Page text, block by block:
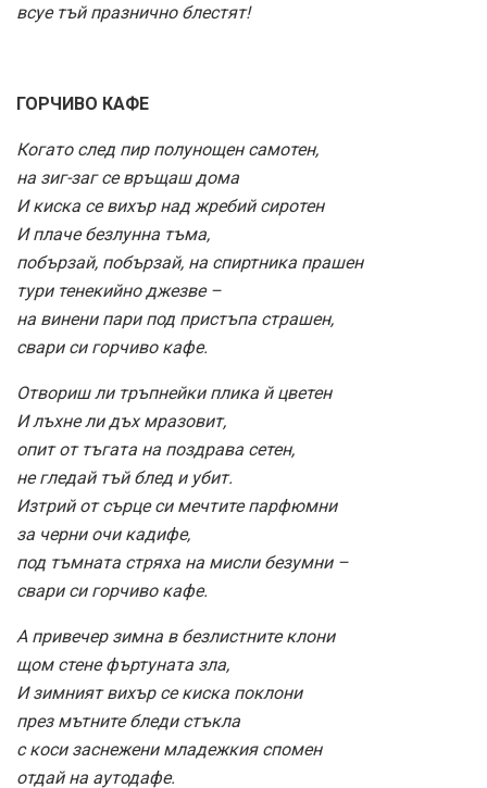
всуе тъй празнично блестят!
ГОРЧИВО КАФЕ
Когато след пир полунощен самотен,
на зиг-заг се връщаш дома
И киска се вихър над жребий сиротен
И плаче безлунна тъма,
побързай, побързай, на спиртника прашен
тури тенекийно джезве –
на винени пари под пристъпа страшен,
свари си горчиво кафе.
Отвориш ли тръпнейки плика й цветен
И лъхне ли дъх мразовит,
опит от тъгата на поздрава сетен,
не гледай тъй блед и убит.
Изтрий от сърце си мечтите парфюмни
за черни очи кадифе,
под тъмната стряха на мисли безумни –
свари си горчиво кафе.
А привечер зимна в безлистните клони
щом стене фъртуната зла,
И зимният вихър се киска поклони
през мътните бледи стъкла
с коси заснежени младежкия спомен
отдай на аутодафе.